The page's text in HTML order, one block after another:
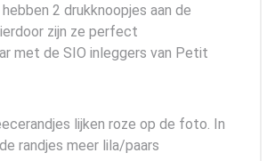
2 drukknoopjes aan de
zijn ze perfect
met de SIO inleggers van Petit
lijken roze op de foto. In
randjes meer lila/paars